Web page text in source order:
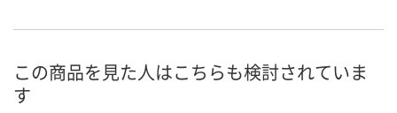
8月25日（火）まで
この商品を見た人はこちらも検討されていま
す